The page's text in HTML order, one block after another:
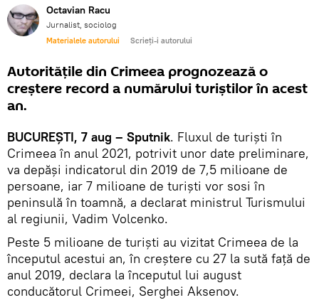
Octavian Racu
Jurnalist, sociolog
Materialele autorului Scrieți-i autorului
Autoritățile din Crimeea prognozează o
creștere record a numărului turiștilor în acest
an.
BUCUREȘTI, 7 aug – Sputnik. Fluxul de turiști în
Crimeea în anul 2021, potrivit unor date preliminare,
va depăși indicatorul din 2019 de 7,5 milioane de
persoane, iar 7 milioane de turiști vor sosi în
peninsulă în toamnă, a declarat ministrul Turismului
al regiunii, Vadim Volcenko.
Peste 5 milioane de turiști au vizitat Crimeea de la
începutul acestui an, în creștere cu 27 la sută față de
anul 2019, declara la începutul lui august
conducătorul Crimeei, Serghei Aksenov.